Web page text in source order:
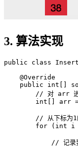
3. 算法实现
public class
    @Override
public int[]
// 对 arr 进
int[] arr
// 从下标为1
for (int i
// 记录